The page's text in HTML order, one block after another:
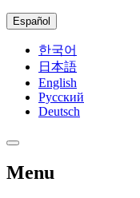
Español
한국어
日本語
English
Русский
Deutsch
Menu